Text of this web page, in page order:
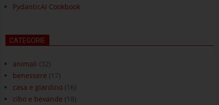
PydanticAI Cookbook
CATEGORIE
animali (32)
benessere (17)
casa e giardino (16)
cibo e bevande (18)